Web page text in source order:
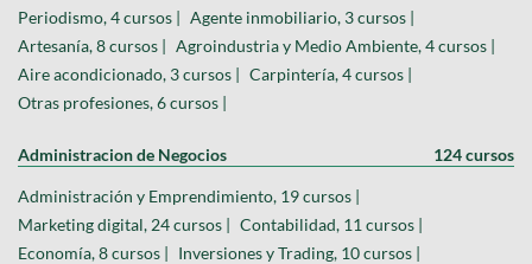
Periodismo, 4 cursos | Agente inmobiliario, 3 cursos |
Artesanía, 8 cursos | Agroindustria y Medio Ambiente, 4 cursos |
Aire acondicionado, 3 cursos | Carpintería, 4 cursos |
Otras profesiones, 6 cursos |
Administracion de Negocios 124 cursos
Administración y Emprendimiento, 19 cursos |
Marketing digital, 24 cursos | Contabilidad, 11 cursos |
Economía, 8 cursos | Inversiones y Trading, 10 cursos |